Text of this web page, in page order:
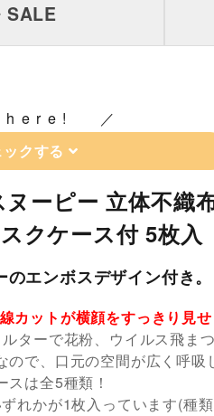
SALE
クする
ーピー 立体不織
クケース付 5枚入
のエンボスデザイン付き。
カットが横顔をすっきり見せ
ターで花粉、ウイルス飛ま
ので、口元の空間が広く呼吸
スは全5種類！
れかが1枚入っています(種類